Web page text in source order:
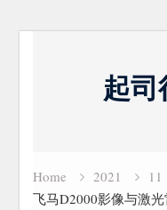
起
Home 2021 11
飞马D2000影像与激